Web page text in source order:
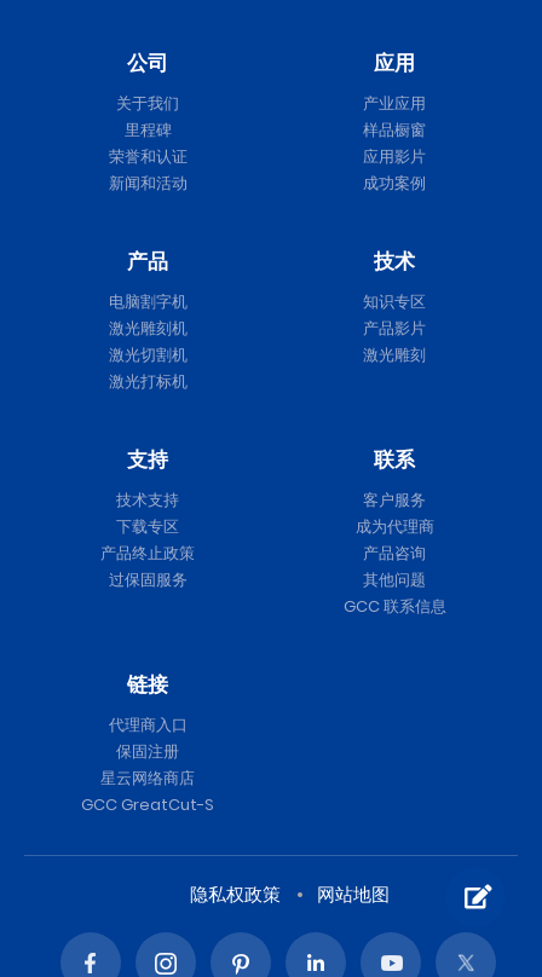
公司
关于我们
里程碑
荣誉和认证
新闻和活动
应用
产业应用
样品橱窗
应用影片
成功案例
产品
电脑割字机
激光雕刻机
激光切割机
激光打标机
技术
知识专区
产品影片
激光雕刻
支持
技术支持
下载专区
产品终止政策
过保固服务
联系
客户服务
成为代理商
产品咨询
其他问题
GCC 联系信息
链接
代理商入口
保固注册
星云网络商店
GCC GreatCut-S
隐私权政策 网站地图